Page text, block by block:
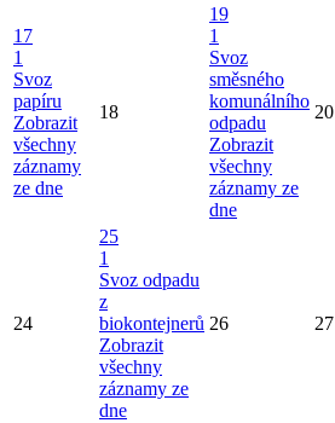
17
1
Svoz
papíru
Zobrazit
všechny
záznamy
ze dne
18
19
1
Svoz
směsného
komunálního
odpadu
Zobrazit
všechny
záznamy ze
dne
20
24
25
1
Svoz odpadu
z
biokontejnerů
Zobrazit
všechny
záznamy ze
dne
26 27